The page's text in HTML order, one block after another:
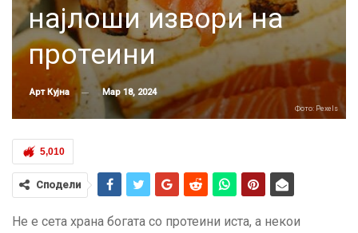
најлоши извори на
протеини
Арт Кујна Мар 18, 2024
Фото: Pexels
5,010
Сподели
Не е сета храна богата со протеини иста, а некои